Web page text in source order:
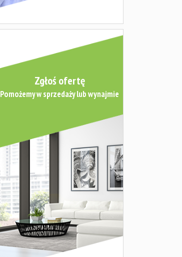
Zgłoś ofertę
Pomożemy w sprzedaży lub wynajmie